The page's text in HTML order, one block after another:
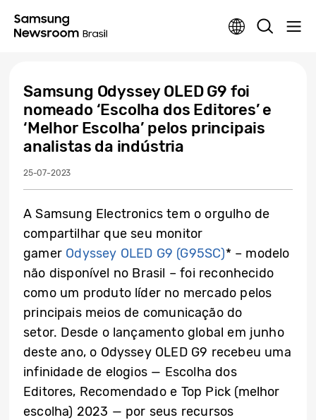
Samsung Odyssey OLED G9 foi
nomeado ‘Escolha dos Editores’ e
‘Melhor Escolha’ pelos principais
analistas da indústria
25-07-2023
A Samsung Electronics tem o orgulho de
compartilhar que seu monitor
gamer Odyssey OLED G9 (G95SC)* – modelo
não disponível no Brasil – foi reconhecido
como um produto líder no mercado pelos
principais meios de comunicação do
setor. Desde o lançamento global em junho
deste ano, o Odyssey OLED G9 recebeu uma
infinidade de elogios — Escolha dos
Editores, Recomendado e Top Pick (melhor
escolha) 2023 — por seus recursos